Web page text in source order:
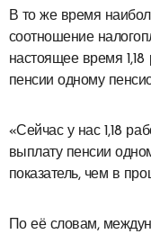
В то же время
соотношение
настоящее время
пенсии одному
«Сейчас у нас 1,18
выплату пенсии
показатель, чем в
По её словам,